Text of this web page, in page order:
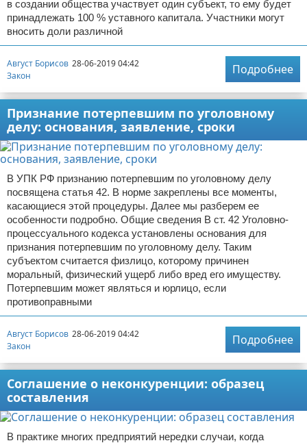
в создании общества участвует один субъект, то ему будет
принадлежать 100 % уставного капитала. Участники могут
вносить доли различной
Август Борисов 28-06-2019 04:42
Закон
Подробнее
Признание потерпевшим по уголовному
делу: основания, заявление, сроки
В УПК РФ признанию потерпевшим по уголовному делу
посвящена статья 42. В норме закреплены все моменты,
касающиеся этой процедуры. Далее мы разберем ее
особенности подробно. Общие сведения В ст. 42 Уголовно-
процессуального кодекса установлены основания для
признания потерпевшим по уголовному делу. Таким
субъектом считается физлицо, которому причинен
моральный, физический ущерб либо вред его имуществу.
Потерпевшим может являться и юрлицо, если
противоправными
Август Борисов 28-06-2019 04:42
Закон
Подробнее
Соглашение о неконкуренции: образец
составления
В практике многих предприятий нередки случаи, когда